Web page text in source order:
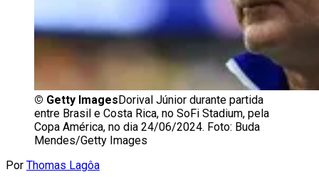
© Getty Images Dorival Júnior durante partida
entre Brasil e Costa Rica, no SoFi Stadium, pela
Copa América, no dia 24/06/2024. Foto: Buda
Mendes/Getty Images
Por Thomas Lagôa